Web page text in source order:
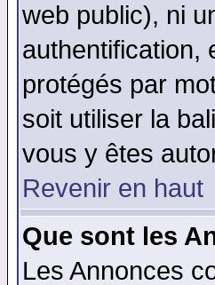
web public), ni
authentification,
protégés par
soit utiliser la
vous y êtes
Revenir en haut
Que sont les
Les Annonces